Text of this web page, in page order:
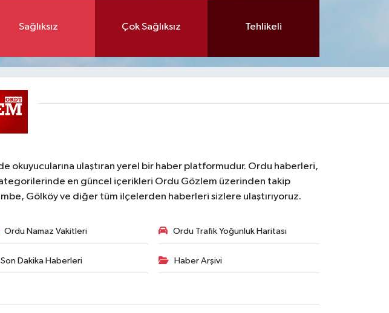
Sağlıksız Çok Sağlıksız Tehlikeli
okuyucularına ulaştıran yerel bir haber platformudur. Ordu haberleri,
en güncel içerikleri Ordu Gözlem üzerinden takip
Gölköy ve diğer tüm ilçelerden haberleri sizlere ulaştırıyoruz.
Ordu Namaz Vakitleri Ordu Trafik Yoğunluk Haritası
Son Dakika Haberleri Haber Arşivi